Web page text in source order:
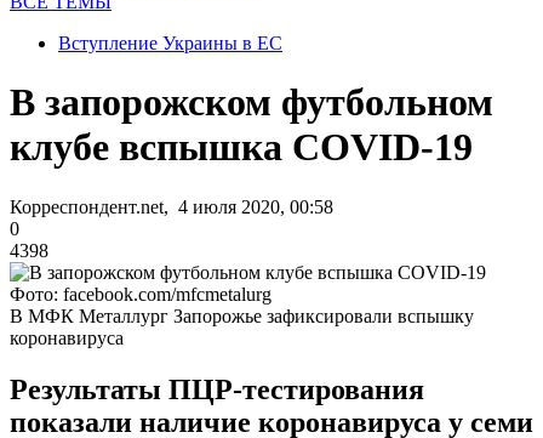
Вступление Украины в ЕС
В запорожском футбольном
клубе вспышка COVID-19
Корреспондент.net, 4 июля 2020, 00:58
0
4398
Фото: facebook.com/mfcmetalurg
В МФК Металлург Запорожье зафиксировали вспышку
коронавируса
Результаты ПЦР-тестирования
показали наличие коронавируса у семи